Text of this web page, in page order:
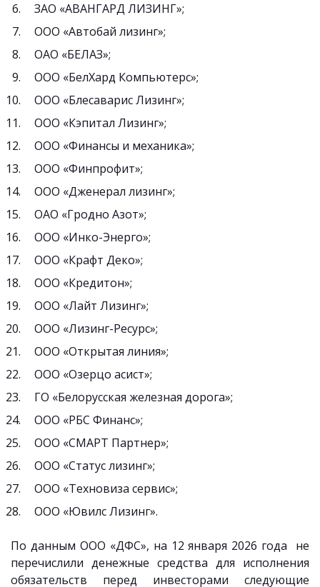
ЗАО «АВАНГАРД ЛИЗИНГ»;
ООО «Автобай лизинг»;
ОАО «БЕЛАЗ»;
ООО «БелХард Компьютерс»;
ООО «Блесаварис Лизинг»;
ООО «Кэпитал Лизинг»;
ООО «Финансы и механика»;
ООО «Финпрофит»;
ООО «Дженерал лизинг»;
ОАО «Гродно Азот»;
ООО «Инко-Энерго»;
ООО «Крафт Деко»;
ООО «Кредитон»;
ООО «Лайт Лизинг»;
ООО «Лизинг-Ресурс»;
ООО «Открытая линия»;
ООО «Озерцо асист»;
ГО «Белорусская железная дорога»;
ООО «РБС Финанс»;
ООО «СМАРТ Партнер»;
ООО «Статус лизинг»;
ООО «Техновиза сервис»;
ООО «Ювилс Лизинг».
По данным ООО «ДФС», на 12 января 2026 года не
перечислили денежные средства для исполнения
обязательств перед инвесторами следующие